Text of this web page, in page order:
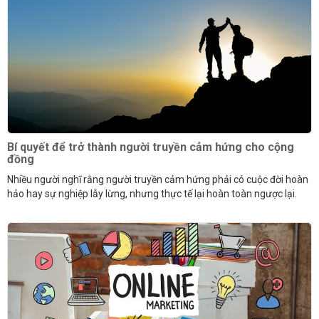
Bí quyết để trở thành người truyền cảm hứng cho cộng
đồng
Nhiều người nghĩ rằng người truyền cảm hứng phải có cuộc đời hoàn
hảo hay sự nghiệp lẫy lừng, nhưng thực tế lại hoàn toàn ngược lại.